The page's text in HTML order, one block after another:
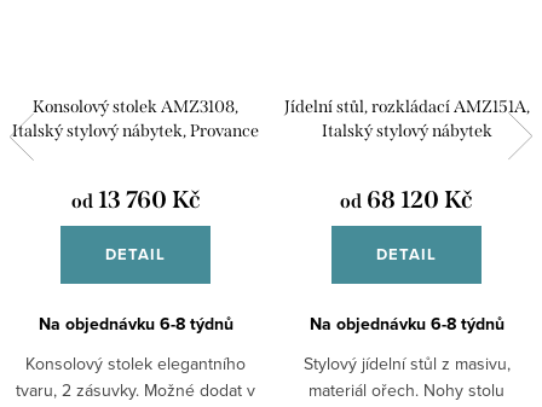
Konsolový stolek AMZ3108,
Italský stylový nábytek, Provance
od13 760 Kč
DETAIL
Na objednávku 6-8 týdnů
Konsolový stolek elegantního
tvaru, 2 zásuvky. Možné dodat v
Jídelní stůl, rozkládací AMZ151A,
Italský stylový nábytek
od 68 120 Kč
DETAIL
Na objednávku 6-8 týdnů
Stylový jídelní stůl z masivu,
materiál ořech. Nohy stolu